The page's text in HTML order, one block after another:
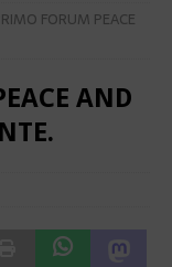
FORUM PEACE
AND